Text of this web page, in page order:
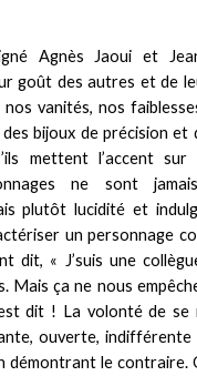
Agnès Jaoui et
goût des autres et de
vanités, nos
bijoux de précision et
mettent l’accent
ne sont
plutôt lucidité et
un personnage
dit, « J’suis une
Mais ça ne nous
dit ! La volonté de se
ouverte,
démontrant le contraire.